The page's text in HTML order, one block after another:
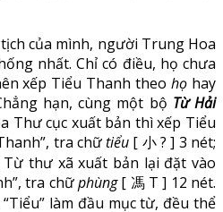
của mình, người Trung Hoa
nhất. Chỉ có điều, họ chưa
xếp Tiểu Thanh theohọ hay
hạn, cùng một bộ Từ Hải
Thư cục xuất bản thì xếp Tiểu
tra chữtiểu [ 小 ? ] 3 nét;
thư xã xuất bản lại đặt vào
tra chữphùng[ 馮 T ] 12 nét.
làm đầu mục từ, đều thể